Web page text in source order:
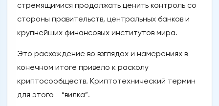
стремящимися продолжать ценить контроль со
стороны правительств, центральных банков и
крупнейших финансовых институтов мира.
Это расхождение во взглядах и намерениях в
конечном итоге привело к расколу
криптосообществ. Криптотехнический термин
для этого - “вилка”.